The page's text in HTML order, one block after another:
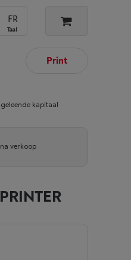
Taal
Print
geleende kapitaal
verkoop